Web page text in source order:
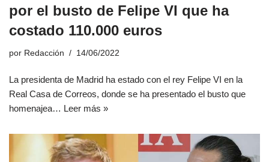
por el busto de Felipe VI que ha
costado 110.000 euros
por Redacción 14/06/2022
La presidenta de Madrid ha estado con el rey Felipe VI en la
Real Casa de Correos, donde se ha presentado el busto que
homenajea… Leer más »